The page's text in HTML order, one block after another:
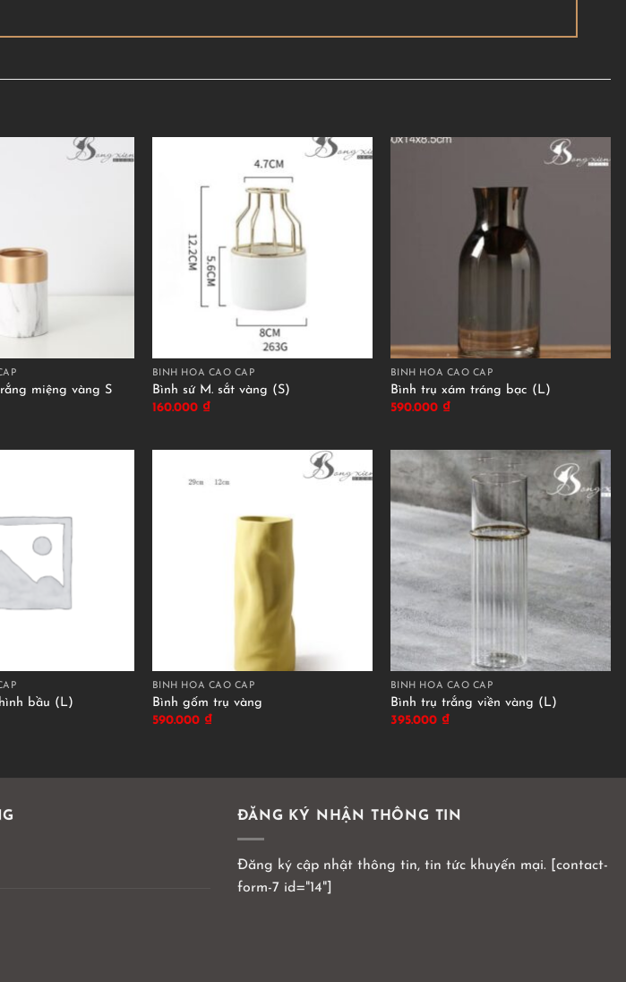
miệng vàng S
BÌNH HOA CAO CẤP
Bình sứ M. sắt vàng (S)
160.000 ₫
BÌNH HOA CAO CẤP
Bình trụ xám tráng bạc (L)
590.000 ₫
bầu (L)
BÌNH HOA CAO CẤP
Bình gốm trụ vàng
590.000 ₫
BÌNH HOA CAO CẤP
Bình trụ trắng viền vàng (L)
395.000 ₫
ĐĂNG KÝ NHẬN THÔNG TIN
Đăng ký cập nhật thông tin, tin tức khuyến mại. [contact-
form-7 id="14"]